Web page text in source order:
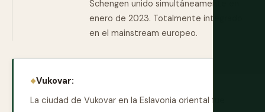
Schengen unido simultáneamente en
enero de 2023. Totalmente integrado
en el mainstream europeo.
Vukovar:
La ciudad de Vukovar en la Eslavonia oriental fue